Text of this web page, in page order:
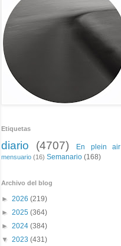
Etiquetas
diario (4707) En plein air
mensuario (16) Semanario (168)
Archivo del blog
► 2026 (219)
► 2025 (364)
► 2024 (384)
▼ 2023 (431)